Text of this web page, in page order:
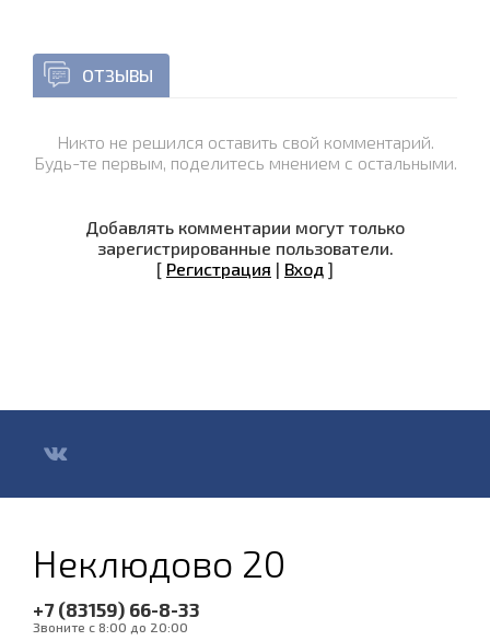
ОТЗЫВЫ
Никто не решился оставить свой комментарий.
Будь-те первым, поделитесь мнением с остальными.
Добавлять комментарии могут только
зарегистрированные пользователи.
[ Регистрация | Вход ]
Неклюдово 20
+7 (83159) 66-8-33
Звоните с 8:00 до 20:00